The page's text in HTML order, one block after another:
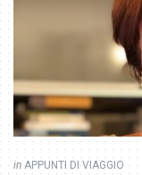
in APPUNTI DI VIAGGIO